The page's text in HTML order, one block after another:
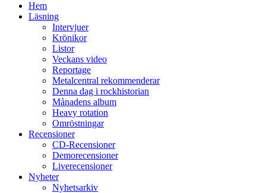
Hem
Läsning
Intervjuer
Krönikor
Listor
Veckans video
Reportage
Metalcentral rekommenderar
Denna dag i rockhistorian
Månadens album
Heavy rotation
Omröstningar
Recensioner
CD-Recensioner
Demorecensioner
Liverecensioner
Nyheter
Nyhetsarkiv